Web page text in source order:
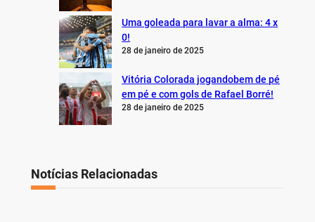
Uma goleada para lavar a alma: 4 x
0!
28 de janeiro de 2025
Vitória Colorada jogandobem de pé
em pé e com gols de Rafael Borré!
28 de janeiro de 2025
Notícias Relacionadas